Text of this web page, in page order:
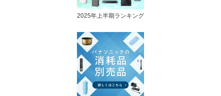
2025年上半期ランキング